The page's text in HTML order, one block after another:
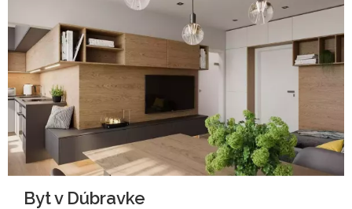
Byt v Dúbravke